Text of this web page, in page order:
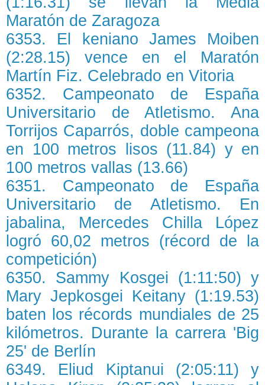
Maratón de Zaragoza
6353. El keniano James Moiben
(2:28.15) vence en el Maratón
Martín Fiz. Celebrado en Vitoria
6352. Campeonato de España
Universitario de Atletismo. Ana
Torrijos Caparrós, doble campeona
en 100 metros lisos (11.84) y en
100 metros vallas (13.66)
6351. Campeonato de España
Universitario de Atletismo. En
jabalina, Mercedes Chilla López
logró 60,02 metros (récord de la
competición)
6350. Sammy Kosgei (1:11:50) y
Mary Jepkosgei Keitany (1:19.53)
baten los récords mundiales de 25
kilómetros. Durante la carrera 'Big
25' de Berlín
6349. Eliud Kiptanui (2:05:11) y